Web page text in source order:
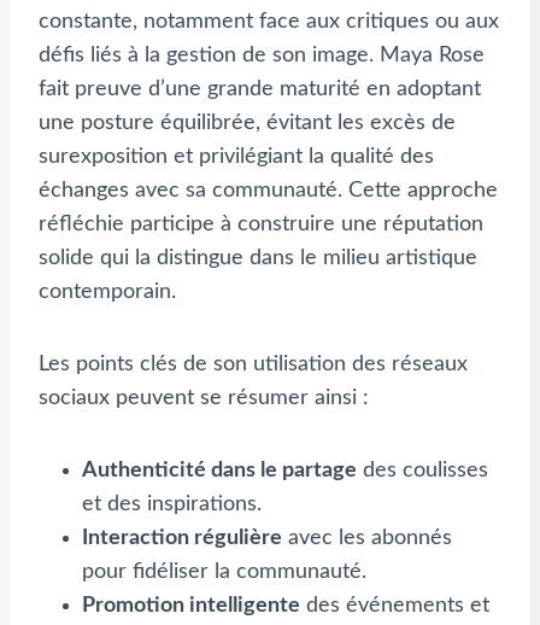
constante, notamment face aux critiques ou aux
défis liés à la gestion de son image. Maya Rose
fait preuve d’une grande maturité en adoptant
une posture équilibrée, évitant les excès de
surexposition et privilégiant la qualité des
échanges avec sa communauté. Cette approche
réfléchie participe à construire une réputation
solide qui la distingue dans le milieu artistique
contemporain.
Les points clés de son utilisation des réseaux
sociaux peuvent se résumer ainsi :
Authenticité dans le partage des coulisses
et des inspirations.
Interaction régulière avec les abonnés
pour fidéliser la communauté.
Promotion intelligente des événements et